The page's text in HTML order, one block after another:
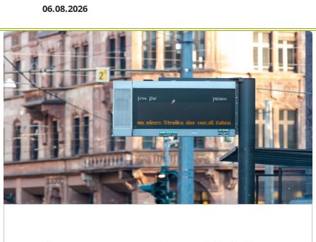
06.08.2026